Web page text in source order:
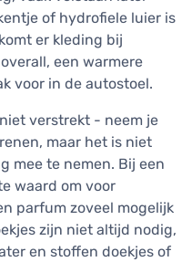
of hydrofiele luier is
er kleding bij
een warmere
voor in de autostoel.
verstrekt - neem je
maar het is niet
mee te nemen. Bij een
waard om voor
parfum zoveel mogelijk
zijn niet altijd nodig,
en stoffen doekjes of